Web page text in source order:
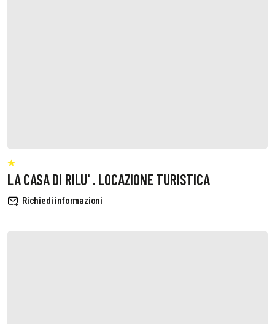
LA CASA DI RILU' . LOCAZIONE TURISTICA
Richiedi informazioni